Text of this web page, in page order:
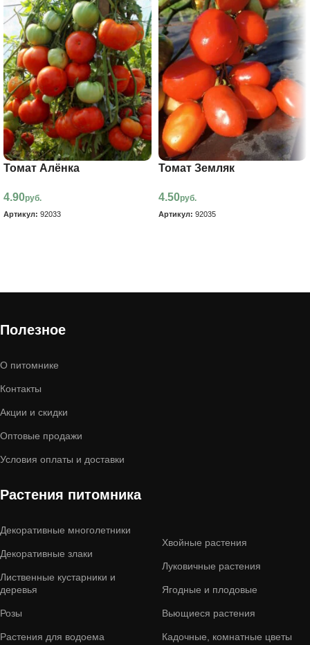
Томат Алёнка
4.90руб.
Артикул: 92033
Томат Земляк
4.50руб.
Артикул: 92035
Полезное
О питомнике
Контакты
Акции и скидки
Оптовые продажи
Условия оплаты и доставки
Растения питомника
Декоративные многолетники
Декоративные злаки
Лиственные кустарники и
деревья
Розы
Растения для водоема
Хвойные растения
Луковичные растения
Ягодные и плодовые
Вьющиеся растения
Кадочные, комнатные цветы